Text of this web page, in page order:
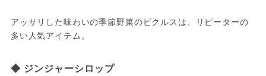
アッサリした味わいの季節野菜のピクルスは、リピーターの
多い人気アイテム。
◆ ジンジャーシロップ